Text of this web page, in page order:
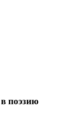
поэзию